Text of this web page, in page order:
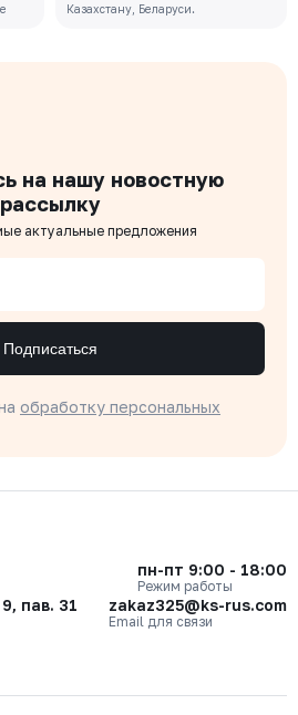
Казахстану, Беларуси.
на нашу новостную
рассылку
актуальные предложения
Подписаться
обработку персональных
пн-пт 9:00 - 18:00
Режим работы
пав. 31 zakaz325@ks-rus.com
Email для связи